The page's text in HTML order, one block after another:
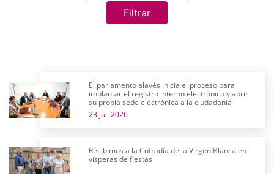
Filtrar
El parlamento alavés inicia el proceso para
implantar el registro interno electrónico y abrir
su propia sede electrónica a la ciudadanía
23 jul. 2026
Recibimos a la Cofradía de la Virgen Blanca en
vísperas de fiestas